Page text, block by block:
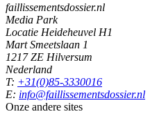
faillissementsdossier.nl
Media Park
Locatie Heideheuvel H1
Mart Smeetslaan 1
1217 ZE Hilversum
Nederland
T: +31(0)85-3330016
E: info@faillissementsdossier.nl
Onze andere sites